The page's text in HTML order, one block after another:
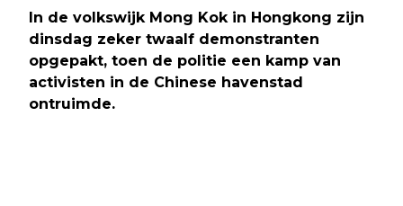
In de volkswijk Mong Kok in Hongkong zijn
dinsdag zeker twaalf demonstranten
opgepakt, toen de politie een kamp van
activisten in de Chinese havenstad
ontruimde.